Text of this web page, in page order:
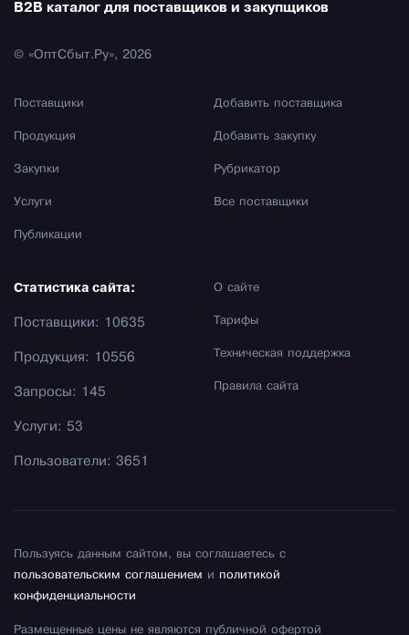
B2B каталог для поставщиков и закупщиков
© «ОптСбыт.Ру», 2026
Поставщики
Продукция
Закупки
Услуги
Публикации
Добавить поставщика
Добавить закупку
Рубрикатор
Все поставщики
О сайте
Тарифы
Техническая поддержка
Правила сайта
Статистика сайта:
Поставщики: 10635
Продукция: 10556
Запросы: 145
Услуги: 53
Пользователи: 3651
Пользуясь данным сайтом, вы соглашаетесь с
пользовательским соглашением и политикой
конфиденциальности
Размещенные цены не являются публичной офертой